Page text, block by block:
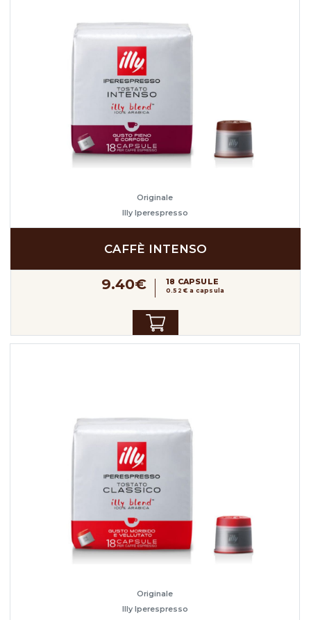
Originale
Illy Iperespresso
CAFFÈ INTENSO
9.40€ 18 CAPSULE
0.52 € a capsula
Originale
Illy Iperespresso